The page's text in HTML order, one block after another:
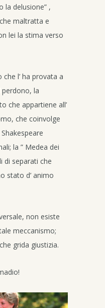
la delusione” ,
maltratta e
lei la stima verso
l’ ha provata a
la
che appartiene all’
che coinvolge
la ” Medea dei
di separati che
stato d’ animo
non esiste
meccanismo;
grida giustizia.